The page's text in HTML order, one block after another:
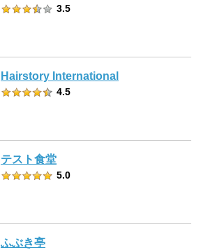
3.5
Hairstory International
4.5
テスト食堂
5.0
ふぶき亭